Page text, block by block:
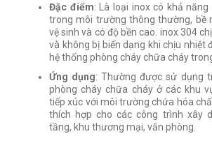
Đặc điểm: Là loại inox có khả
trong môi trường thông thường, bề
vệ sinh và có độ bền cao. inox 304
và không bị biến dạng khi chịu nhiệt
hệ thống phòng cháy chữa cháy
Ứng dụng: Thường được sử dụng
phòng cháy chữa cháy ở các khu
tiếp xúc với môi trường chứa hóa
thích hợp cho các công trình xây
tầng, khu thương mại, văn phòng.